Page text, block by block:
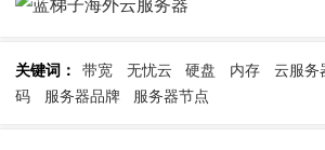
关键词： 带宽 无忧云 硬盘 内存 云服务
码
服务器品牌 服务器节点